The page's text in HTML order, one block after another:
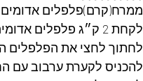
ממרח(קרם)פלפלים אדומים
לקחת 2 ק״ג פלפלים אדומים ו4 פלפלים חריפים ירוקים,
לחתוך לחצי את הפלפלים
להכניס לקערת ערבוב עם